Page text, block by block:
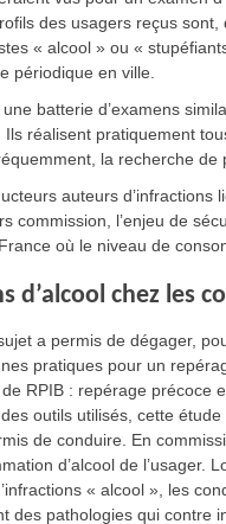
des usagers reçus
« alcool » ou «
périodique en ville.
batterie d’examens
réalisent pratiquement
la recherche de
auteurs d’infractions
commission, l’enjeu de
où le niveau de
d’alcool chez les
a permis de dégager,
pratiques pour un
RPIB : repérage précoce
outils utilisés, cette étude
de conduire. En
d’alcool de l’usager.
« alcool », les
des pathologies qui contre